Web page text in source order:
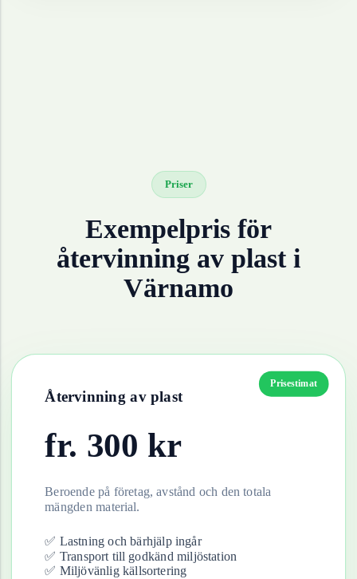
Priser
Exempelpris för
återvinning av plasti
Värnamo
Prisestimat
Återvinning av plast
fr. 300 kr
Beroende på företag, avstånd och den totala
mängden material.
✅ Lastning och bärhjälp ingår
✅ Transport till godkänd miljöstation
✅ Miljövänlig källsortering